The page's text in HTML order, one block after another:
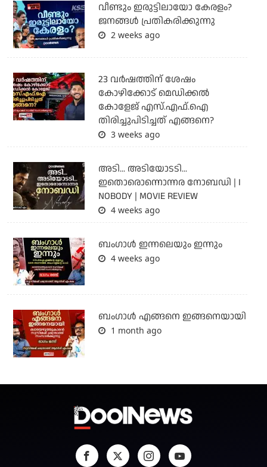
വീണ്ടും ഇരുട്ടിലായോ കേരളം?
ജനങ്ങൾ പ്രതികരിക്കുന്നു
2 weeks ago
23 വർഷത്തിന് ശേഷം
കോഴിക്കോട് മെഡിക്കൽ
കോളേജ് എസ്.എഫ്.ഐ
തിരിച്ചുപിടിച്ചത് എങ്ങനെ?
3 weeks ago
അടി... അടിയോടടി...
ഇതൊരൊന്നൊന്നര നോബഡി | I
NOBODY | MOVIE REVIEW
4 weeks ago
ബംഗാള്‍ ഇന്നലെയും ഇന്നും
4 weeks ago
ബം​ഗാൾ എങ്ങനെ ഇങ്ങനെയായി
1 month ago